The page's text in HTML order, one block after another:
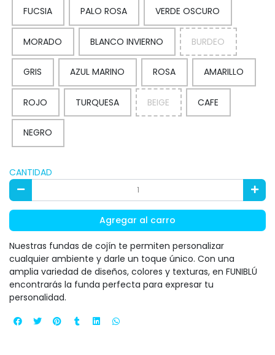
FUCSIA PALO ROSA VERDE OSCURO
MORADO BLANCO INVIERNO BURDEO
GRIS AZUL MARINO ROSA AMARILLO
ROJO TURQUESA BEIGE CAFE
NEGRO
CANTIDAD
Agregar al carro
Nuestras fundas de cojín te permiten personalizar
cualquier ambiente y darle un toque único. Con una
amplia variedad de diseños, colores y texturas, en FUNIBLÚ
encontrarás la funda perfecta para expresar tu
personalidad.